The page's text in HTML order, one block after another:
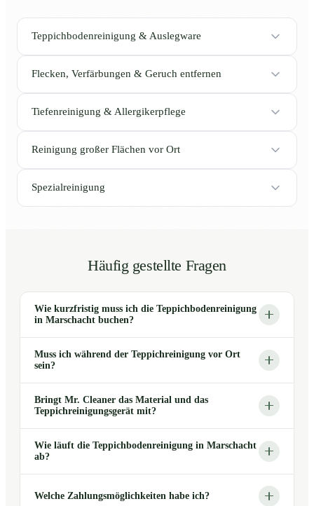
Teppichbodenreinigung & Auslegware
Flecken, Verfärbungen & Geruch entfernen
Tiefenreinigung & Allergikerpflege
Reinigung großer Flächen vor Ort
Spezialreinigung
Häufig gestellte Fragen
Wie kurzfristig muss ich die Teppichbodenreinigung
in Marschacht buchen?
Muss ich während der Teppichreinigung vor Ort
sein?
Bringt Mr. Cleaner das Material und das
Teppichreinigungsgerät mit?
Wie läuft die Teppichbodenreinigung in Marschacht
ab?
Welche Zahlungsmöglichkeiten habe ich?